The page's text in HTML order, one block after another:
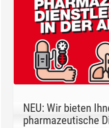
NEU: Wir bieten
pharmazeutische